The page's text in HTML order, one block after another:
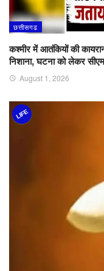
छत्तीसगढ
कश्मीर में आतंकियों की
निशाना, घटना को लेकर
August 1, 2026
LIFE